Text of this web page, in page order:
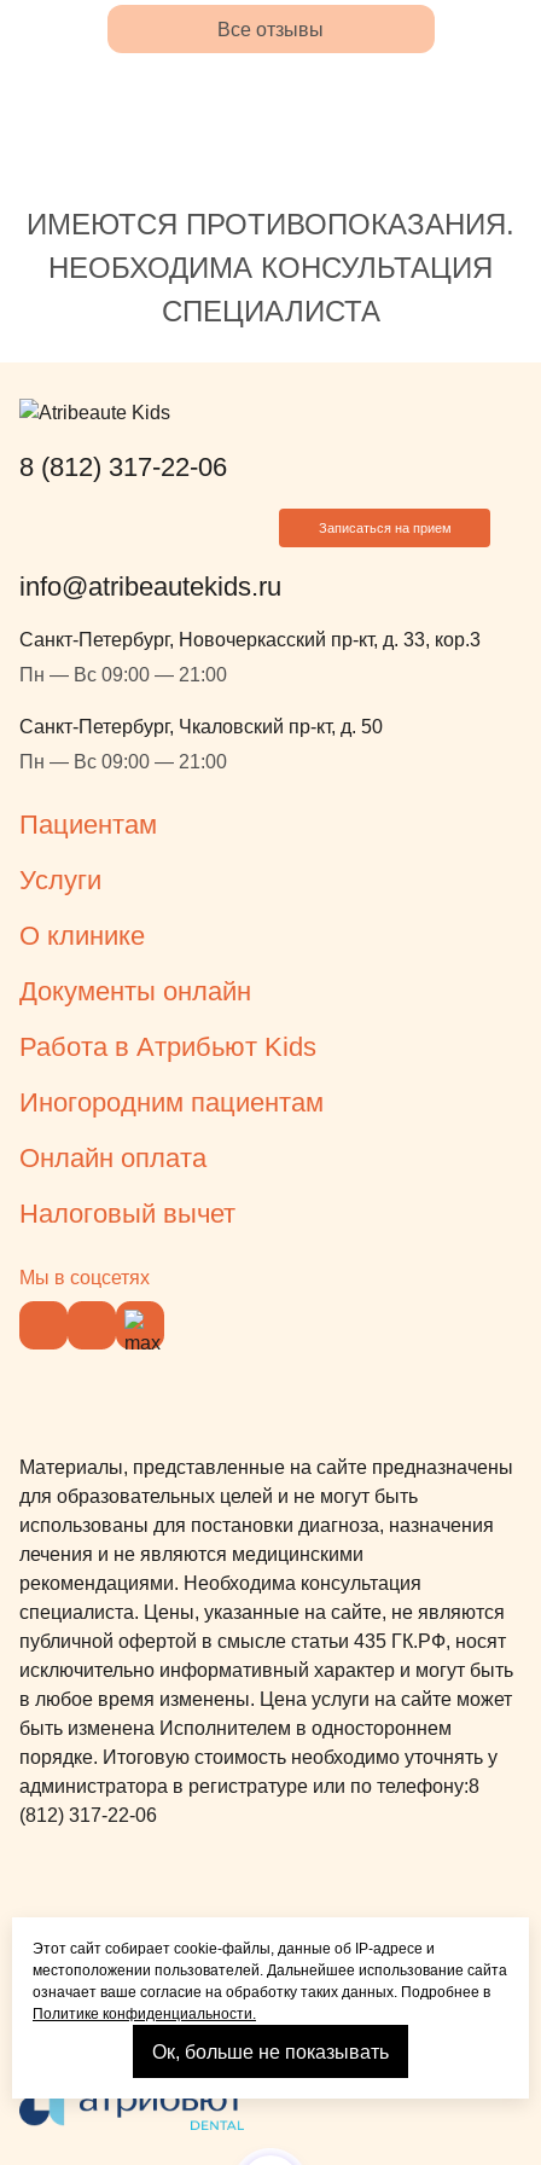
красивая. Столько
к деталям от
Все отзывы
ИМЕЮТСЯ ПРОТИВОПОКАЗАНИЯ.
НЕОБХОДИМА КОНСУЛЬТАЦИЯ
СПЕЦИАЛИСТА
8 (812) 317-22-06
Записаться на прием
info@atribeautekids.ru
Санкт-Петербург, Новочеркасский пр-кт, д. 33, кор.3
Пн — Вс 09:00 — 21:00
Санкт-Петербург, Чкаловский пр-кт, д. 50
Пн — Вс 09:00 — 21:00
Пациентам
Услуги
О клинике
Документы онлайн
Работа в Атрибьют Kids
Иногородним пациентам
Онлайн оплата
Налоговый вычет
Мы в соцсетях
Материалы, представленные на сайте предназначены
для образовательных целей и не могут быть
использованы для постановки диагноза, назначения
лечения и не являются медицинскими
рекомендациями. Необходима консультация
специалиста. Цены, указанные на сайте, не являются
публичной офертой в смысле статьи 435 ГК.РФ, носят
исключительно информативный характер и могут быть
в любое время изменены. Цена услуги на сайте может
быть изменена Исполнителем в одностороннем
порядке. Итоговую стоимость необходимо уточнять у
администратора в регистратуре или по телефону:8
(812) 317-22-06
детей и взрослых
Взрослая стоматология
Этот сайт собирает cookie-файлы, данные об IP-адресе и
местоположении пользователей. Дальнейшее использование сайта
означает ваше согласие на обработку таких данных. Подробнее в
Политике конфиденциальности.
Ок, больше не показывать